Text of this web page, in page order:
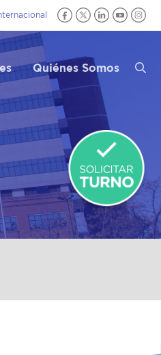
Quiénes Somos